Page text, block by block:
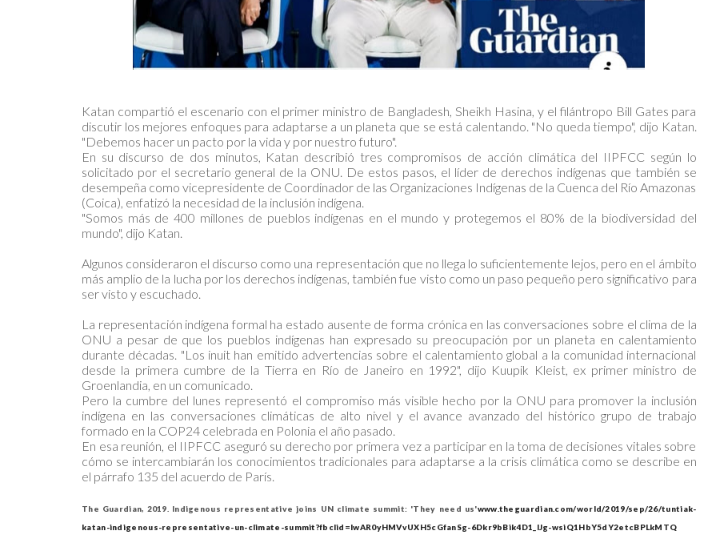
Katan compartió el escenario con el primer ministro de Bangladesh, Sheikh Hasina, y el filántropo Bill Gates para
discutir los mejores enfoques para adaptarse a un planeta que se está calentando. "No queda tiempo", dijo Katan.
"Debemos hacer un pacto por la vida y por nuestro futuro".
En su discurso de dos minutos, Katan describió tres compromisos de acción climática del IIPFCC según lo
solicitado por el secretario general de la ONU. De estos pasos, el líder de derechos indígenas que también se
desempeña como vicepresidente de Coordinador de las Organizaciones Indígenas de la Cuenca del Río Amazonas
(Coica), enfatizó la necesidad de la inclusión indígena.
"Somos más de 400 millones de pueblos indígenas en el mundo y protegemos el 80% de la biodiversidad del
mundo", dijo Katan.
Algunos consideraron el discurso como una representación que no llega lo suficientemente lejos, pero en el ámbito
más amplio de la lucha por los derechos indígenas, también fue visto como un paso pequeño pero significativo para
ser visto y escuchado.
La representación indígena formal ha estado ausente de forma crónica en las conversaciones sobre el clima de la
ONU a pesar de que los pueblos indígenas han expresado su preocupación por un planeta en calentamiento
durante décadas. "Los inuit han emitido advertencias sobre el calentamiento global a la comunidad internacional
desde la primera cumbre de la Tierra en Río de Janeiro en 1992", dijo Kuupik Kleist, ex primer ministro de
Groenlandia, en un comunicado.
Pero la cumbre del lunes representó el compromiso más visible hecho por la ONU para promover la inclusión
indígena en las conversaciones climáticas de alto nivel y el avance avanzado del histórico grupo de trabajo
formado en la COP24 celebrada en Polonia el año pasado.
En esa reunión, el IIPFCC aseguró su derecho por primera vez a participar en la toma de decisiones vitales sobre
cómo se intercambiarán los conocimientos tradicionales para adaptarse a la crisis climática como se describe en
el párrafo 135 del acuerdo de París.
The Guardian, 2019. Indigenous representative joins UN climate summit: 'They need us'www.theguardian.com/world/2019/sep/26/tuntiak-
katan-indigenous-representative-un-climate-summit?fbclid=IwAR0yHMVvUXH5cGfanSg-6Dkr9bBik4D1_lJg-wsiQ1HbY5dY2etcBPLkMTQ